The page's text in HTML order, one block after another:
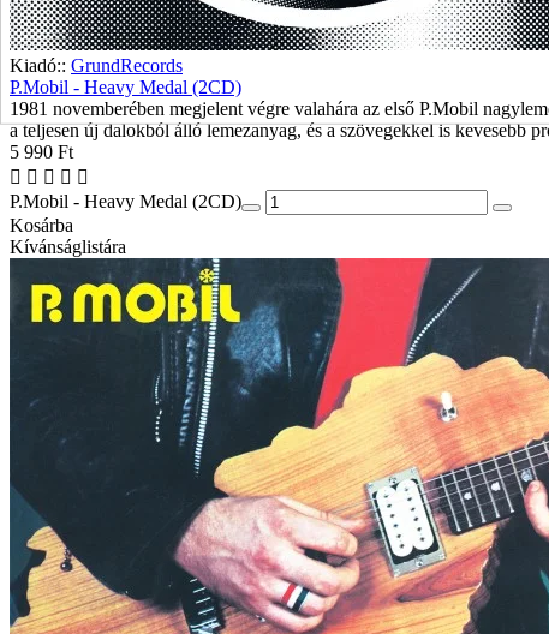
Kiadó:: GrundRecords
P.Mobil - Heavy Medal (2CD)
1981 novemberében megjelent végre valahára az első P.Mobil
a teljesen új dalokból álló lemezanyag, és a szövegekkel is kevesebb
5 990 Ft
P.Mobil - Heavy Medal (2CD)
Kosárba
Kívánságlistára